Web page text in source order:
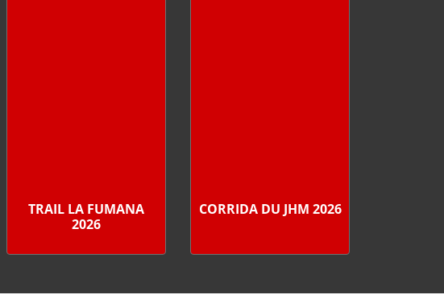
TRAIL LA FUMANA
2026
CORRIDA DU JHM 2026